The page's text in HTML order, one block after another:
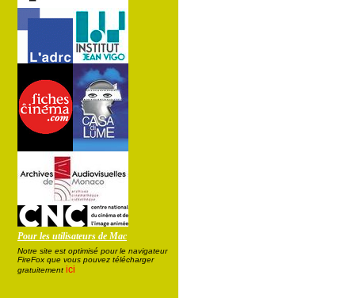
Pour les utilisateurs de Mac
Notre site est optimisé pour le navigateur
FireFox que vous pouvez télécharger
gratuitement ici